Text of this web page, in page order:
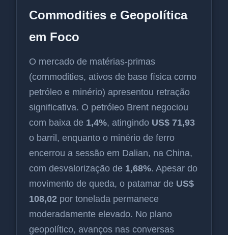
Commodities e Geopolítica
em Foco
O mercado de matérias-primas
(commodities, ativos de base física como
petróleo e minério) apresentou retração
significativa. O petróleo Brent negociou
com baixa de 1,4%, atingindo US$ 71,93
o barril, enquanto o minério de ferro
encerrou a sessão em Dalian, na China,
com desvalorização de 1,68%. Apesar do
movimento de queda, o patamar de US$
108,02 por tonelada permanece
moderadamente elevado. No plano
geopolítico, avanços nas conversas